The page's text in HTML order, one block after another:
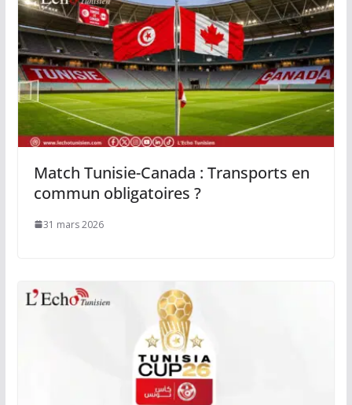
Match Tunisie-Canada : Transports en
commun obligatoires ?
31 mars 2026